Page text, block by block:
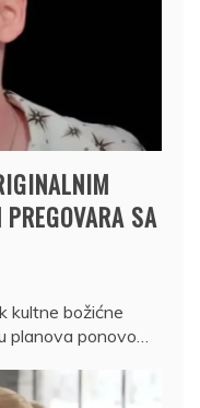
SA
kultne božićne
planova ponovo…